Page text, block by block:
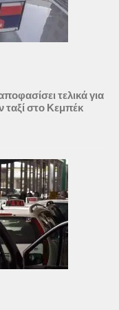
τελικά για
στο Κεμπέκ